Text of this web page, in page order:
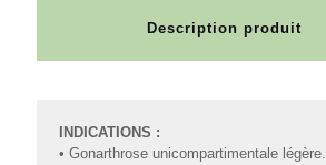
Description produit
INDICATIONS :
• Gonarthrose unicompartimentale légère.